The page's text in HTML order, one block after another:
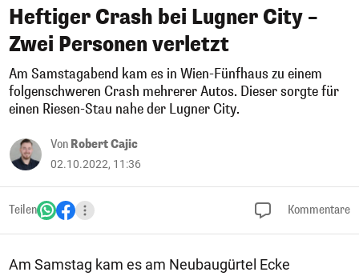
Heftiger Crash bei Lugner City –
Zwei Personen verletzt
Am Samstagabend kam es in Wien-Fünfhaus zu einem
folgenschweren Crash mehrerer Autos. Dieser sorgte für
einen Riesen-Stau nahe der Lugner City.
Von Robert Cajic
02.10.2022, 11:36
Teilen Kommentare
Am Samstag kam es am Neubaugürtel Ecke